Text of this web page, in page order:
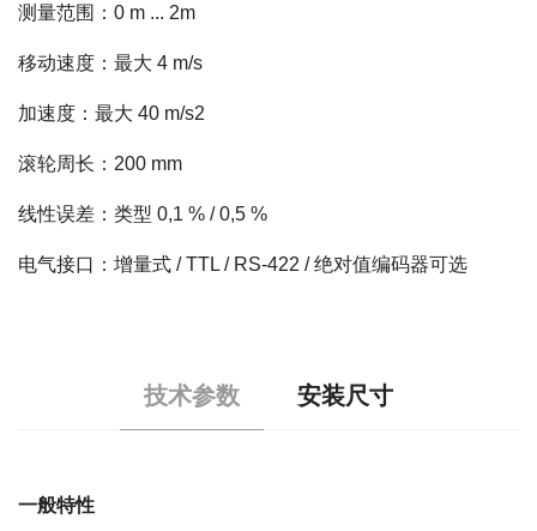
测量范围：0 m ... 2m
移动速度：最大 4 m/s
加速度：最大 40 m/s2
滚轮周长：200 mm
线性误差：类型 0,1 % / 0,5 %
电气接口：增量式 / TTL / RS-422 / 绝对值编码器可选
技术参数 安装尺寸
一般特性